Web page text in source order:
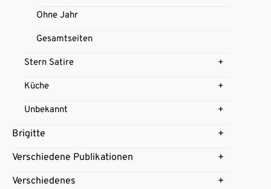
Ohne Jahr
Gesamtseiten
Stern Satire
Küche
Unbekannt
Brigitte
Verschiedene Publikationen
Verschiedenes